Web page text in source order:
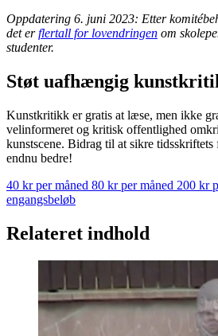
Oppdatering 6. juni 2023: Etter
det erflertall for lovendringen om
studenter.
Støt uafhængig
Kunstkritikk er gratis at læse, men ikke
velinformeret og kritisk offentlighed
kunstscene. Bidrag til at sikre
endnu bedre!
40 kr per måned 80 kr per måned 200 kr
engangsbeløb
Relateret indhold